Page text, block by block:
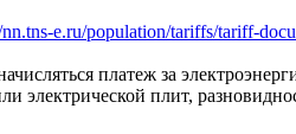
e.ru/population/tariffs/tariff-
платеж за
электрической плит,